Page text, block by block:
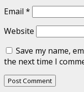
Email *
Website
Save my name,
the next time I